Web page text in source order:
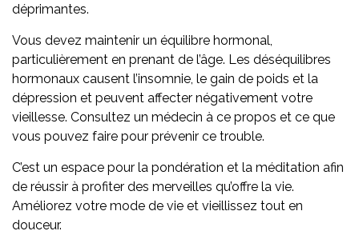
déprimantes.
Vous devez maintenir un équilibre hormonal,
particulièrement en prenant de l’âge. Les déséquilibres
hormonaux causent l’insomnie, le gain de poids et la
dépression et peuvent affecter négativement votre
vieillesse. Consultez un médecin à ce propos et ce que
vous pouvez faire pour prévenir ce trouble.
C’est un espace pour la pondération et la méditation afin
de réussir à profiter des merveilles qu’offre la vie.
Améliorez votre mode de vie et vieillissez tout en
douceur.